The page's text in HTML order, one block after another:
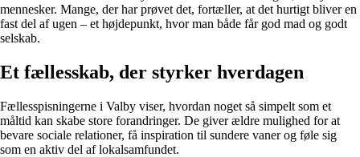
mennesker. Mange, der har prøvet det, fortæller, at det hurtigt bliver en
fast del af ugen – et højdepunkt, hvor man både får god mad og godt
selskab.
Et fællesskab, der styrker hverdagen
Fællesspisningerne i Valby viser, hvordan noget så simpelt som et
måltid kan skabe store forandringer. De giver ældre mulighed for at
bevare sociale relationer, få inspiration til sundere vaner og føle sig
som en aktiv del af lokalsamfundet.